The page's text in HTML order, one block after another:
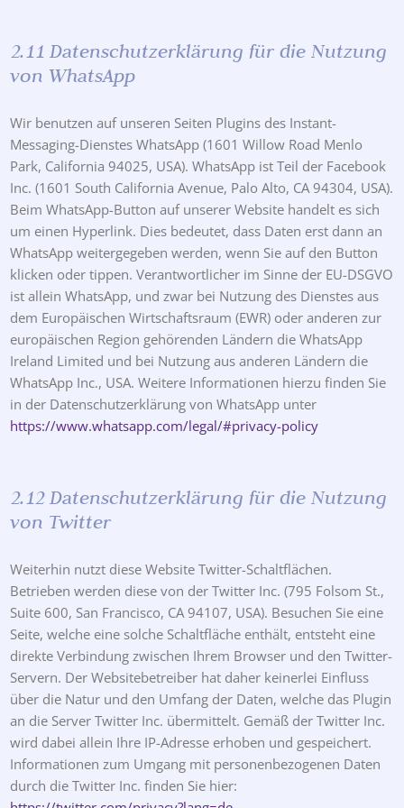
2.11 Datenschutzerklärung für die Nutzung
von WhatsApp
Wir benutzen auf unseren Seiten Plugins des Instant-
Messaging-Dienstes WhatsApp (1601 Willow Road Menlo
Park, California 94025, USA). WhatsApp ist Teil der Facebook
Inc. (1601 South California Avenue, Palo Alto, CA 94304, USA).
Beim WhatsApp-Button auf unserer Website handelt es sich
um einen Hyperlink. Dies bedeutet, dass Daten erst dann an
WhatsApp weitergegeben werden, wenn Sie auf den Button
klicken oder tippen. Verantwortlicher im Sinne der EU-DSGVO
ist allein WhatsApp, und zwar bei Nutzung des Dienstes aus
dem Europäischen Wirtschaftsraum (EWR) oder anderen zur
europäischen Region gehörenden Ländern die WhatsApp
Ireland Limited und bei Nutzung aus anderen Ländern die
WhatsApp Inc., USA. Weitere Informationen hierzu finden Sie
in der Datenschutzerklärung von WhatsApp unter
https://www.whatsapp.com/legal/#privacy-policy
2.12 Datenschutzerklärung für die Nutzung
von Twitter
Weiterhin nutzt diese Website Twitter-Schaltflächen.
Betrieben werden diese von der Twitter Inc. (795 Folsom St.,
Suite 600, San Francisco, CA 94107, USA). Besuchen Sie eine
Seite, welche eine solche Schaltfläche enthält, entsteht eine
direkte Verbindung zwischen Ihrem Browser und den Twitter-
Servern. Der Websitebetreiber hat daher keinerlei Einfluss
über die Natur und den Umfang der Daten, welche das Plugin
an die Server Twitter Inc. übermittelt. Gemäß der Twitter Inc.
wird dabei allein Ihre IP-Adresse erhoben und gespeichert.
Informationen zum Umgang mit personenbezogenen Daten
durch die Twitter Inc. finden Sie hier: